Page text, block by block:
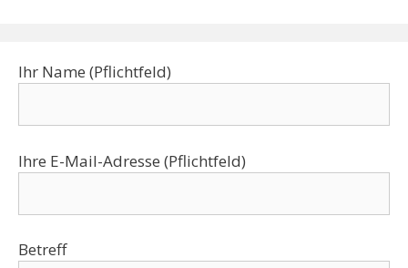
Ihr Name (Pflichtfeld)
Ihre E-Mail-Adresse (Pflichtfeld)
Betreff